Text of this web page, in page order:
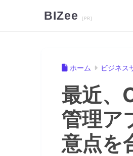
BIZee
ホーム ビジネス
最近、
管理ア
意点を